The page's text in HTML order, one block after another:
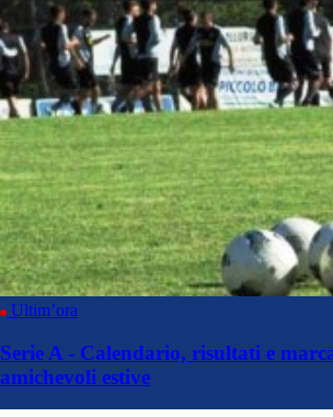
Ultim’ora
Serie A - Calendario, risultati e
amichevoli estive